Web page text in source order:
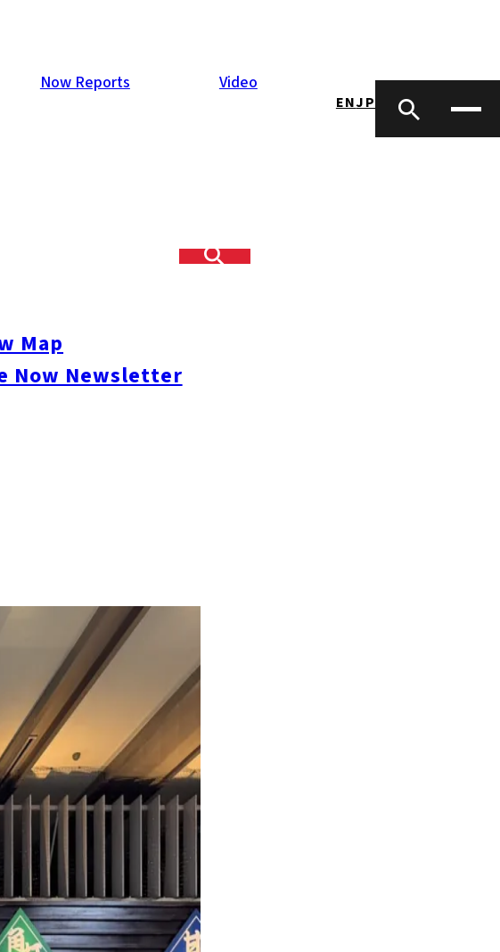
Now Reports Video
ENJP
Map
Now Newsletter
呼ばれる独自の文化もあり、
も、この港町らしいすしとの
動の合間にも立ち寄れる一